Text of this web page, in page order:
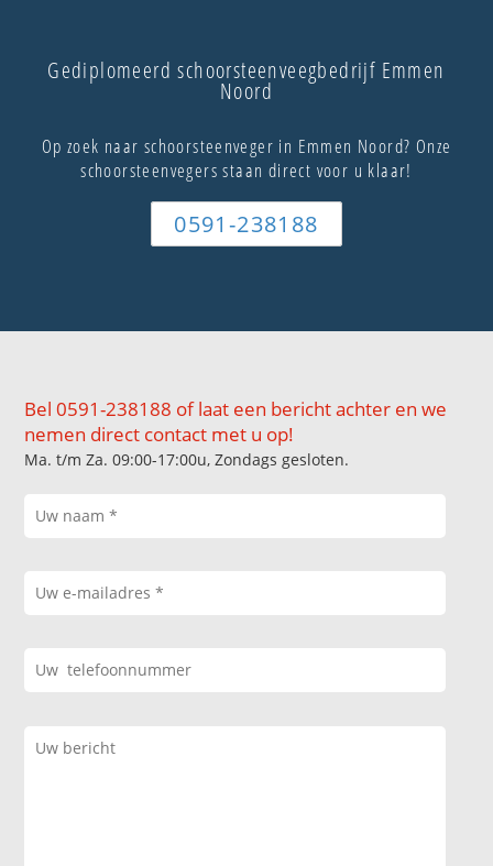
Gediplomeerd schoorsteenveegbedrijf Emmen
Noord
Op zoek naar schoorsteenveger in Emmen Noord? Onze
schoorsteenvegers staan direct voor u klaar!
0591-238188
Bel 0591-238188 of laat een bericht achter en we
nemen direct contact met u op!
Ma. t/m Za. 09:00-17:00u, Zondags gesloten.